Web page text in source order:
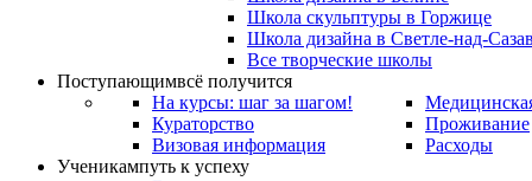
Школа скульптуры в Горжице
Школа дизайна в Светле-над-
Все творческие школы
Поступающимвсё получится
На курсы: шаг за шагом!
Кураторство
Визовая информация
Проживание
Расходы
Ученикампуть к успеху